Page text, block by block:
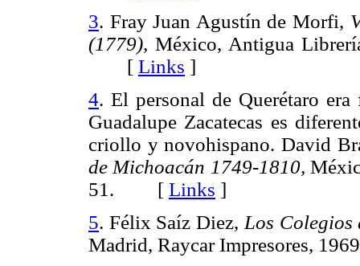
3. Fray Juan Agustín de Morfi,
(1779), México, Antigua
[ Links ]
4. El personal de Querétaro
Guadalupe Zacatecas es
criollo y novohispano. David
de Michoacán 1749-1810,
51. [ Links ]
5. Félix Saíz Diez, Los Colegios
Madrid, Raycar Impresores,